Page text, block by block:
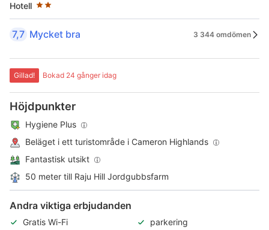
Hotell
7,7 Mycket bra 3 344 omdömen
Gillad! Bokad 24 gånger idag
Höjdpunkter
Hygiene Plus
Beläget i ett turistområde i Cameron Highlands
Fantastisk utsikt
50 meter till Raju Hill Jordgubbsfarm
Andra viktiga erbjudanden
Gratis Wi-Fi
parkering